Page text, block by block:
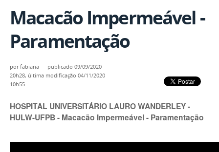
Macacão Impermeável -
Paramentação
porfabiana — publicado 09/09/2020
20h28, última modificação 04/11/2020
10h55
HOSPITAL UNIVERSITÁRIO LAURO WANDERLEY -
HULW-UFPB - Macacão Impermeável - Paramentação